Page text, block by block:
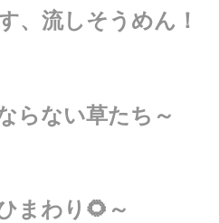
、流しそうめん！
らない草たち～
まわり🌻～